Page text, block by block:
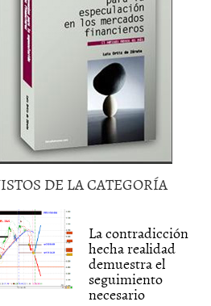
DE LA CATEGORÍA
La contradicción
hecha realidad
demuestra el
seguimiento
necesario